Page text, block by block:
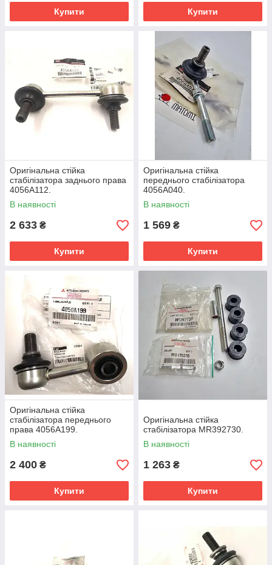
Купити Купити
Оригінальна стійка
стабілізатора заднього права
4056A112.
В наявності
2 633 ₴
Купити
Оригінальна стійка
переднього стабілізатора
4056A040.
В наявності
1 569 ₴
Купити
Оригінальна стійка
стабілізатора переднього
права 4056A199.
В наявності
2 400 ₴
Купити
Оригінальна стійка
стабілізатора MR392730.
В наявності
1 263 ₴
Купити